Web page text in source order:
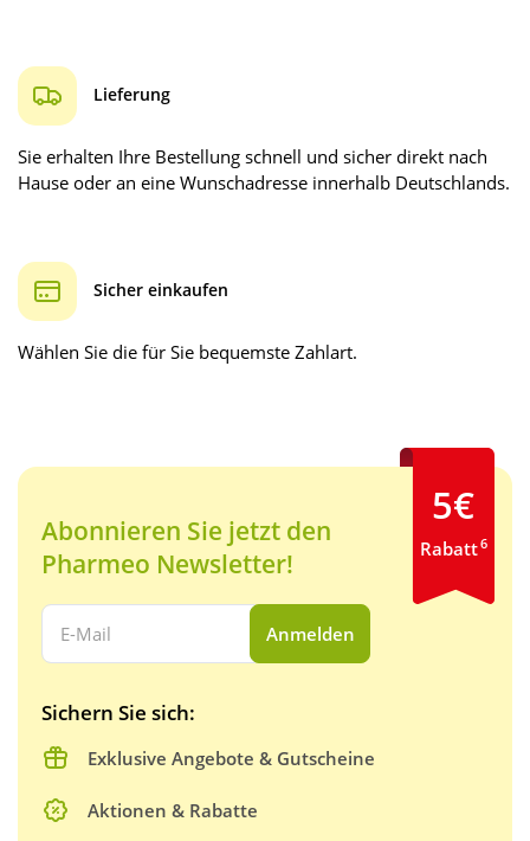
Lieferung
Sie erhalten Ihre Bestellung schnell und sicher direkt nach
Hause oder an eine Wunschadresse innerhalb Deutschlands.
Sicher einkaufen
Wählen Sie die für Sie bequemste Zahlart.
Abonnieren Sie jetzt den
Pharmeo Newsletter!
Ihre E-Mail Adresse:
Anmelden
Sichern Sie sich:
Exklusive Angebote & Gutscheine
Aktionen & Rabatte
5€
Rabatt6